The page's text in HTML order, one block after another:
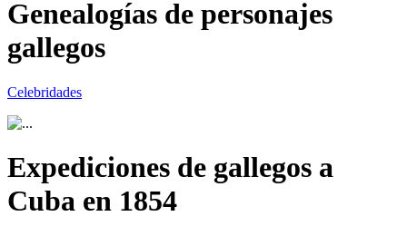
Genealogías de personajes
gallegos
Celebridades
Expediciones de gallegos a
Cuba en 1854